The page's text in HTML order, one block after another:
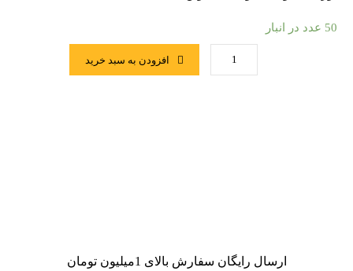
50 عدد در انبار
افزودن به سبد خرید
ارسال رایگان سفارش بالای 1میلیون تومان